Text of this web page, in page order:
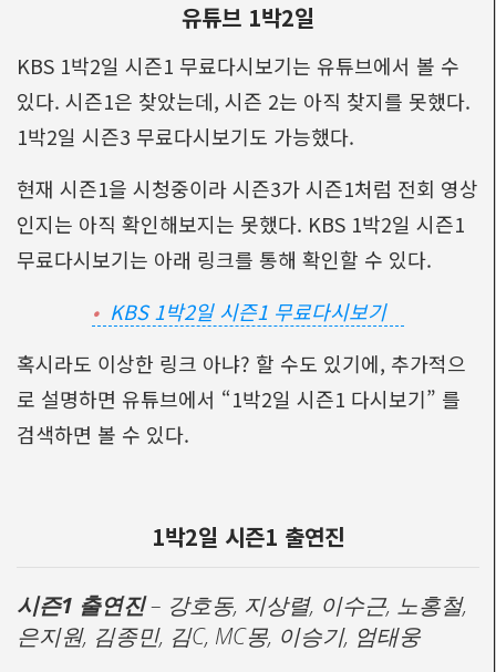
유튜브 1박2일
KBS 1박2일 시즌1 무료다시보기는 유튜브에서 볼 수
있다. 시즌1은 찾았는데, 시즌 2는 아직 찾지를 못했다.
1박2일 시즌3 무료다시보기도 가능했다.
현재 시즌1을 시청중이라 시즌3가 시즌1처럼 전회 영상
인지는 아직 확인해보지는 못했다. KBS 1박2일 시즌1
무료다시보기는 아래 링크를 통해 확인할 수 있다.
KBS 1박2일 시즌1 무료다시보기
혹시라도 이상한 링크 아냐? 할 수도 있기에, 추가적으
로 설명하면 유튜브에서 “1박2일 시즌1 다시보기” 를
검색하면 볼 수 있다.
1박2일 시즌1 출연진
시즌1 출연진– 강호동, 지상렬, 이수근, 노홍철,
은지원, 김종민, 김C, MC몽, 이승기, 엄태웅